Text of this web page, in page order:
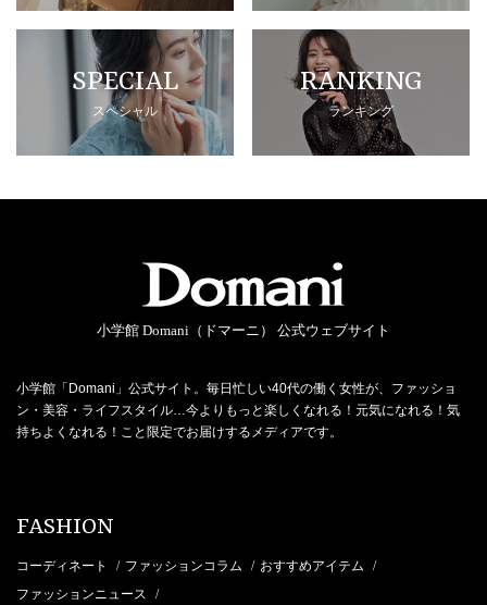
SPECIAL
スペシャル
RANKING
ランキング
小学館 Domani（ドマーニ） 公式ウェブサイト
小学館「Domani」公式サイト。毎日忙しい40代の働く女性が、ファッショ
ン・美容・ライフスタイル…今よりもっと楽しくなれる！元気になれる！気
持ちよくなれる！こと限定でお届けするメディアです。
FASHION
コーディネート / ファッションコラム / おすすめアイテム /
ファッションニュース /